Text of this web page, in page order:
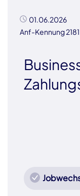
01.06.2026
Anf-Kennung 2181